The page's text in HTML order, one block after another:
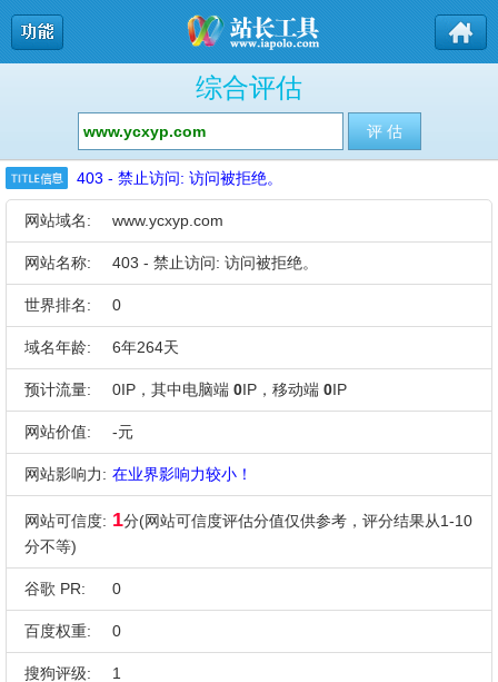
综合评估
403 - 禁止访问: 访问被拒绝。
网站域名: www.ycxyp.com
网站名称: 403 - 禁止访问: 访问被拒绝。
世界排名: 0
域名年龄: 6年264天
预计流量: 0IP，其中电脑端 0IP，移动端 0IP
网站价值: -元
网站影响力: 在业界影响力较小！
网站可信度: 1分(网站可信度评估分值仅供参考，评分结果从1-10
分不等)
谷歌 PR: 0
百度权重: 0
搜狗评级: 1